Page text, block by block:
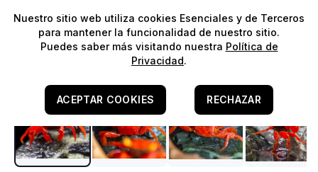
⭐️¡Envíos gratis para pedidos superiores a 60€!*⭐️
Nuestro sitio web utiliza cookies Esenciales y de Terceros
para mantener la funcionalidad de nuestro sitio.
Puedes saber más visitando nuestra Política de
Privacidad.
ACEPTAR COOKIES RECHAZAR